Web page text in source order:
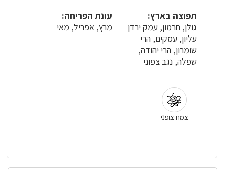
תפוצה בארץ:
גולן, חרמון, עמק ירדן
עליון, עמקים, הרי
שומרון, הרי יהודה,
שפלה, נגב צפוני
עונת הפריחה:
מרץ, אפריל, מאי
צמח צופני